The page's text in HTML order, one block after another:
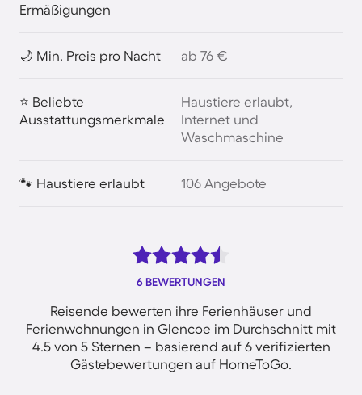
Ermäßigungen
🌙 Min. Preis pro Nacht ab 76 €
⭐ Beliebte
Ausstattungsmerkmale
Haustiere erlaubt,
Internet und
Waschmaschine
🐾 Haustiere erlaubt 106 Angebote
6 BEWERTUNGEN
Reisende bewerten ihre Ferienhäuser und
Ferienwohnungen in Glencoe im Durchschnitt mit
4.5 von 5 Sternen – basierend auf 6 verifizierten
Gästebewertungen auf HomeToGo.